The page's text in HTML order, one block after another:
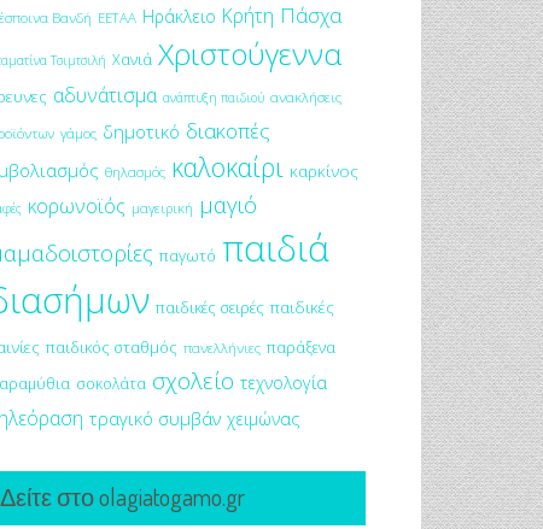
Βανδή ΕΕΤΑΑ Ηράκλειο Κρήτη Πάσχα
Τσιμτσιλή Χανιά Χριστούγεννα
αδυνάτισμα ανάπτυξη παιδιού ανακλήσεις
γάμος δημοτικό διακοπές
θηλασμός καλοκαίρι καρκίνος
κορωνοϊός μαγειρική μαγιό
παγωτό παιδιά
παιδικές σειρές παιδικές
παιδικός σταθμός πανελλήνιες παράξενα
σοκολάτα σχολείο τεχνολογία
τραγικό συμβάν χειμώνας
Δείτε στο olagiatogamo.gr